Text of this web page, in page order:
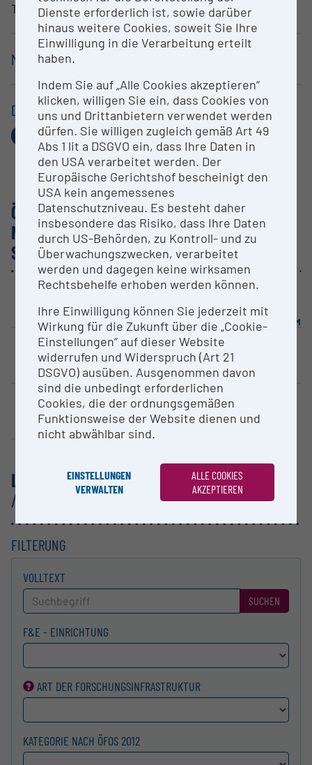
Technik
MEMBER
DIESEN EINTRAG TEILEN
Facebook
X.comPinterest
LinkedIn
E-
Mail
ÖSTER­REI­CHISCHE AKTIVI­TÄTEN UND
NUTZUNG DER FORSCHUNGS­IN­FRA­
STRUKTUR
LEAD KONSORTIUM KONSORTIUM
LISTE DER FORSCHUNGS­INFRASTRUKTUREN
/
FILTERUNG
VOLLTEXT
SUCHEN
F&E - EINRICHTUNG
ART DER FORSCHUNGS­INFRASTRUKTUR
KATEGORIE NACH ÖFOS 2012
Dienste erforderlich ist, sowie darüber
hinaus weitere Cookies, soweit Sie Ihre
Einwilligung in die Verarbeitung erteilt
haben.
Indem Sie auf „Alle Cookies akzeptieren“
klicken, willigen Sie ein, dass Cookies von
uns und Drittanbietern verwendet werden
dürfen. Sie willigen zugleich gemäß Art 49
Abs 1 lit a DSGVO ein, dass Ihre Daten in
den USA verarbeitet werden. Der
Europäische Gerichtshof bescheinigt den
USA kein angemessenes
Datenschutzniveau. Es besteht daher
insbesondere das Risiko, dass Ihre Daten
durch US-Behörden, zu Kontroll- und zu
Überwachungszwecken, verarbeitet
werden und dagegen keine wirksamen
Rechtsbehelfe erhoben werden können.
Ihre Einwilligung können Sie jederzeit mit
Wirkung für die Zukunft über die „Cookie-
Einstellungen“ auf dieser Website
widerrufen und Widerspruch (Art 21
DSGVO) ausüben. Ausgenommen davon
sind die unbedingt erforderlichen
Cookies, die der ordnungsgemäßen
Funktionsweise der Website dienen und
nicht abwählbar sind.
EINSTELLUNGEN
VERWALTEN
ALLE COOKIES
AKZEPTIEREN